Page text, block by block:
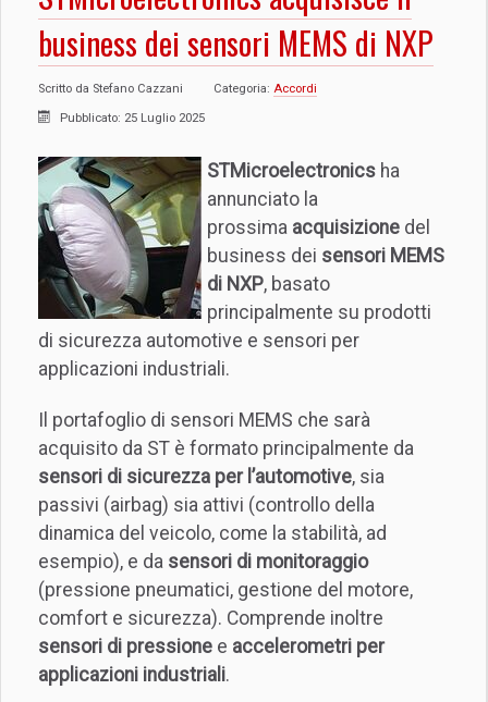
business dei sensori MEMS di NXP
Scritto da Stefano Cazzani Categoria: Accordi
Pubblicato: 25 Luglio 2025
STMicroelectronics ha
annunciato la
prossima acquisizione del
business dei sensori MEMS
di NXP, basato
principalmente su prodotti
di sicurezza automotive e sensori per
applicazioni industriali.
Il portafoglio di sensori MEMS che sarà
acquisito da ST è formato principalmente da
sensori di sicurezza per l’automotive, sia
passivi (airbag) sia attivi (controllo della
dinamica del veicolo, come la stabilità, ad
esempio), e da sensori di monitoraggio
(pressione pneumatici, gestione del motore,
comfort e sicurezza). Comprende inoltre
sensori di pressione e accelerometri per
applicazioni industriali.